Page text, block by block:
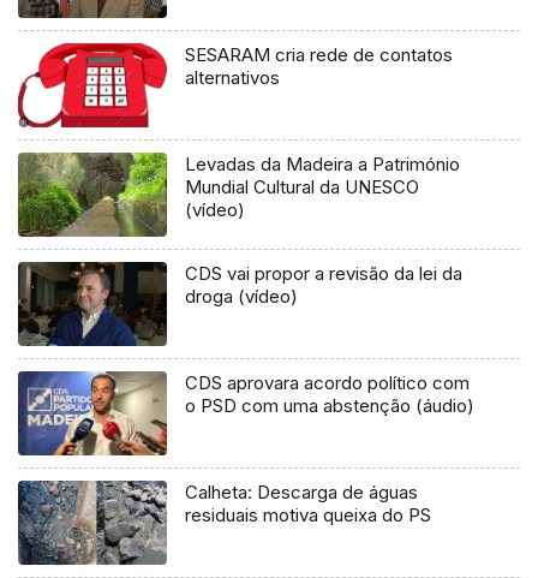
SESARAM cria rede de contatos
alternativos
Levadas da Madeira a Património
Mundial Cultural da UNESCO
(vídeo)
CDS vai propor a revisão da lei da
droga (vídeo)
CDS aprovara acordo político com
o PSD com uma abstenção (áudio)
Calheta: Descarga de águas
residuais motiva queixa do PS